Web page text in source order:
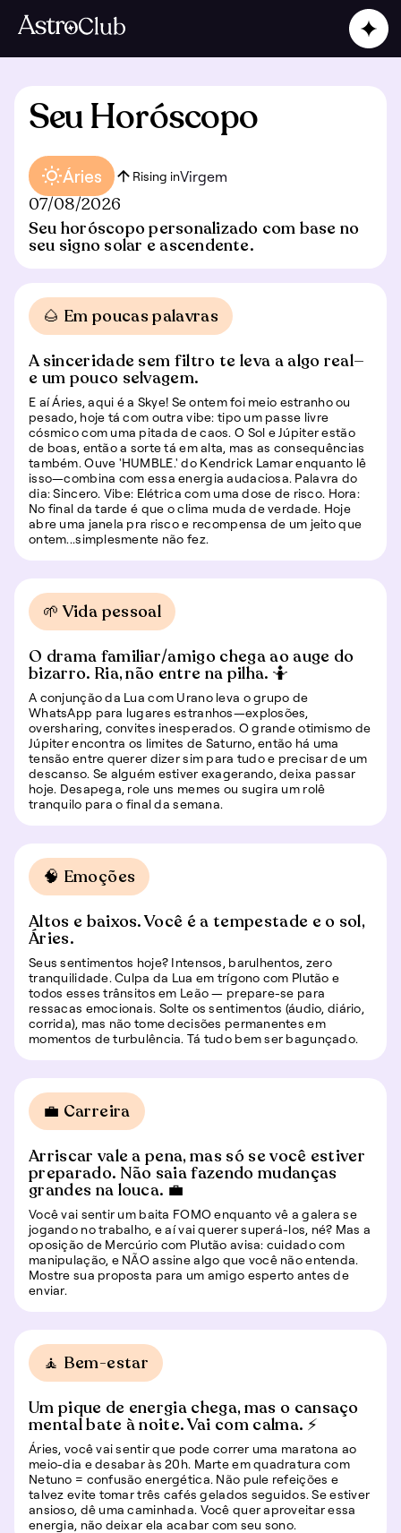
Seu Horóscopo
Áries Rising inVirgem
07/08/2026
Seu horóscopo personalizado com base no
seu signo solar e ascendente.
🌰 Em poucas palavras
A sinceridade sem filtro te leva a algo real—
e um pouco selvagem.
E aí Áries, aqui é a Skye! Se ontem foi meio estranho ou
pesado, hoje tá com outra vibe: tipo um passe livre
cósmico com uma pitada de caos. O Sol e Júpiter estão
de boas, então a sorte tá em alta, mas as consequências
também. Ouve 'HUMBLE.' do Kendrick Lamar enquanto lê
isso—combina com essa energia audaciosa. Palavra do
dia: Sincero. Vibe: Elétrica com uma dose de risco. Hora:
No final da tarde é que o clima muda de verdade. Hoje
abre uma janela pra risco e recompensa de um jeito que
ontem...simplesmente não fez.
🌱 Vida pessoal
O drama familiar/amigo chega ao auge do
bizarro. Ria, não entre na pilha. 🤷
A conjunção da Lua com Urano leva o grupo de
WhatsApp para lugares estranhos—explosões,
oversharing, convites inesperados. O grande otimismo de
Júpiter encontra os limites de Saturno, então há uma
tensão entre querer dizer sim para tudo e precisar de um
descanso. Se alguém estiver exagerando, deixa passar
hoje. Desapega, role uns memes ou sugira um rolê
tranquilo para o final da semana.
🧠 Emoções
Altos e baixos. Você é a tempestade e o sol,
Áries.
Seus sentimentos hoje? Intensos, barulhentos, zero
tranquilidade. Culpa da Lua em trígono com Plutão e
todos esses trânsitos em Leão — prepare-se para
ressacas emocionais. Solte os sentimentos (áudio, diário,
corrida), mas não tome decisões permanentes em
momentos de turbulência. Tá tudo bem ser bagunçado.
💼 Carreira
Arriscar vale a pena, mas só se você estiver
preparado. Não saia fazendo mudanças
grandes na louca. 💼
Você vai sentir um baita FOMO enquanto vê a galera se
jogando no trabalho, e aí vai querer superá-los, né? Mas a
oposição de Mercúrio com Plutão avisa: cuidado com
manipulação, e NÃO assine algo que você não entenda.
Mostre sua proposta para um amigo esperto antes de
enviar.
🧘 Bem-estar
Um pique de energia chega, mas o cansaço
mental bate à noite. Vai com calma. ⚡
Áries, você vai sentir que pode correr uma maratona ao
meio-dia e desabar às 20h. Marte em quadratura com
Netuno = confusão energética. Não pule refeições e
talvez evite tomar três cafés gelados seguidos. Se estiver
ansioso, dê uma caminhada. Você quer aproveitar essa
energia, não deixar ela acabar com seu sono.